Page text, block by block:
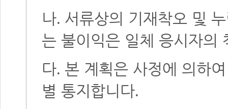
나. 서류상의 기재착오 및
는 불이익은 일체 응시자의
다. 본 계획은 사정에 의하
별 통지합니다.